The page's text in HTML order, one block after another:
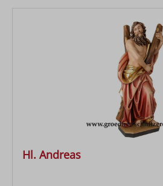
Hl. Andreas